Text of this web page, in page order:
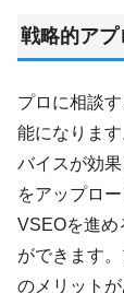
戦略的ア
プロに相談
能になりま
バイスが効
をアップロ
VSEOを進め
ができます
のメリットが